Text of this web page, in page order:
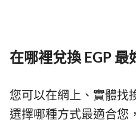
在哪裡兌換 EGP 最
您可以在網上、實體找
選擇哪種方式最適合您